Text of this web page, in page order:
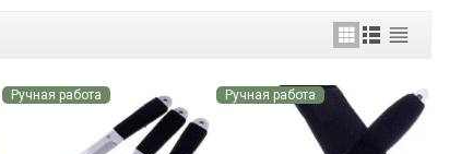
Ручная работа Ручная работа